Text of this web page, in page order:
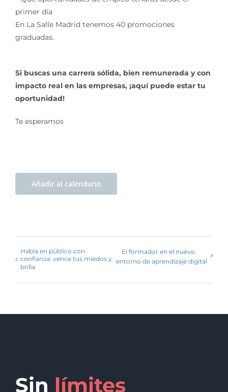
primer día
En La Salle Madrid tenemos 40 promociones
graduadas.
Si buscas una carrera sólida, bien remunerada y con
impacto real en las empresas, ¡aquí puede estar tu
oportunidad!
Te esperamos
Añadir al calendario
Habla en público con
confianza: vence tus miedos y
brilla
El formador en el nuevo
entorno de aprendizaje digital
Sin límites